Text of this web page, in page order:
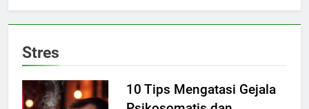
Stres
10 Tips Mengatasi Gejala